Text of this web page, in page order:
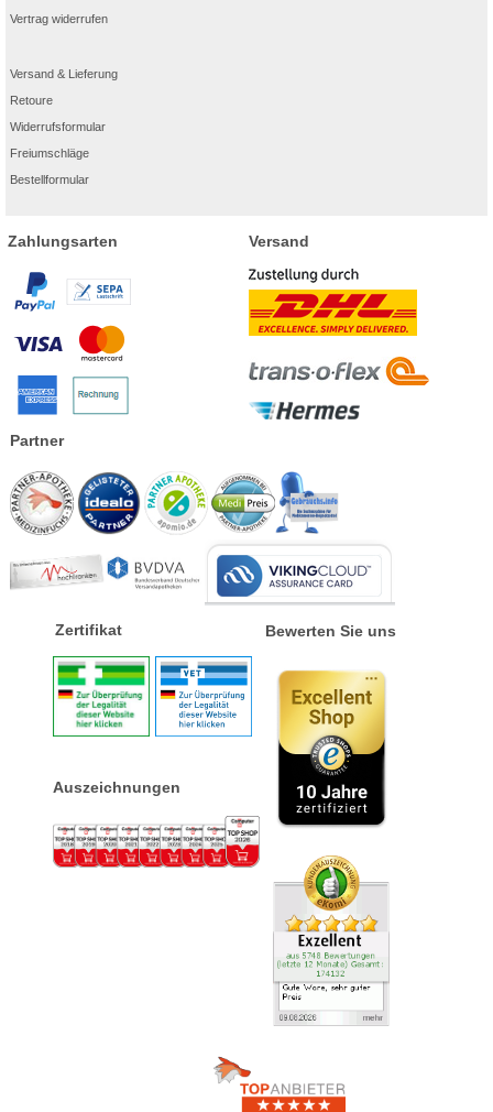
Vertrag widerrufen
Versand & Lieferung
Retoure
Widerrufsformular
Freiumschläge
Bestellformular
Zahlungsarten Versand
Partner
Zertifikat
Auszeichnungen
Bewerten Sie uns